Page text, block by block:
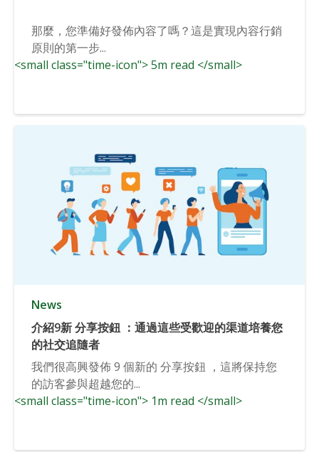
那麼，您準備好發佈內容了嗎？這是實現內容行銷
原則的第一步...
<small class="time-icon"> 5m read </small>
News
介紹9新 分享按鈕 ：通過這些受歡迎的渠道培養您
的社交追隨者
我們很高興發佈 9 個新的 分享按鈕 ，這將保持您
的訪客參與超越您的...
<small class="time-icon"> 1m read </small>